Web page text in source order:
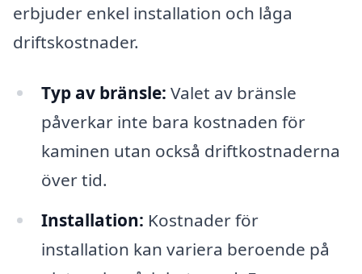
erbjuder enkel installation och låga
driftskostnader.
Typ av bränsle: Valet av bränsle
påverkar inte bara kostnaden för
kaminen utan också driftkostnaderna
över tid.
Installation: Kostnader för
installation kan variera beroende på